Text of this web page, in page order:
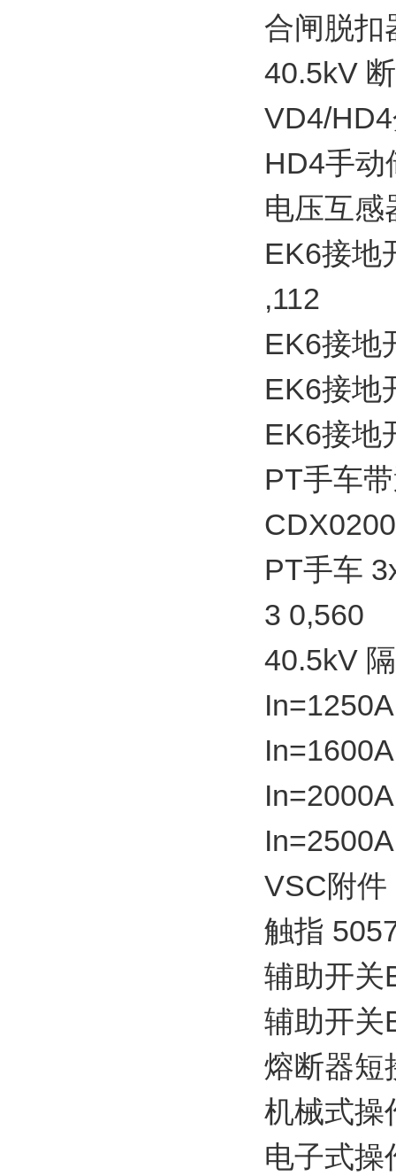
合闸脱扣
40.5kV
VD4/
HD4手动
电压互感
EK6接地
,112
EK6接地
EK6接地
EK6接地
PT手车
PT手车
3 0,560
40.5kV
VSC附件
触指
辅助开关
辅助开关
熔断器短
机械式操
电子式操